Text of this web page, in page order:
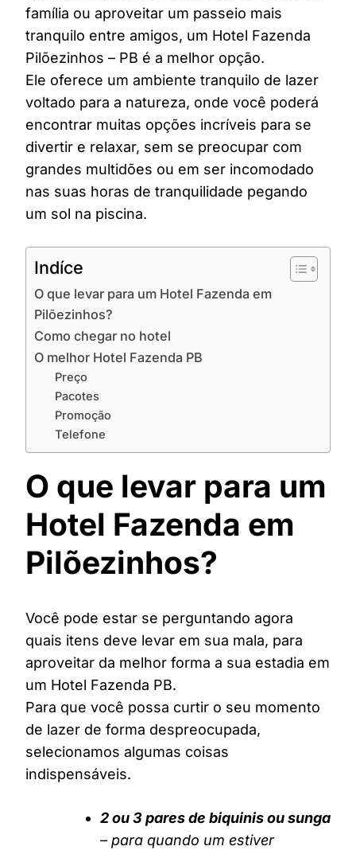
família ou aproveitar um passeio mais
tranquilo entre amigos, um Hotel Fazenda
Pilõezinhos – PB é a melhor opção.
Ele oferece um ambiente tranquilo de lazer
voltado para a natureza, onde você poderá
encontrar muitas opções incríveis para se
divertir e relaxar, sem se preocupar com
grandes multidões ou em ser incomodado
nas suas horas de tranquilidade pegando
um sol na piscina.
Indíce
O que levar para um Hotel Fazenda em
Pilõezinhos?
Como chegar no hotel
O melhor Hotel Fazenda PB
Preço
Pacotes
Promoção
Telefone
O que levar para um
Hotel Fazenda em
Pilõezinhos?
Você pode estar se perguntando agora
quais itens deve levar em sua mala, para
aproveitar da melhor forma a sua estadia em
um Hotel Fazenda PB.
Para que você possa curtir o seu momento
de lazer de forma despreocupada,
selecionamos algumas coisas
indispensáveis.
2 ou 3 pares de biquinis ou sunga
– para quando um estiver